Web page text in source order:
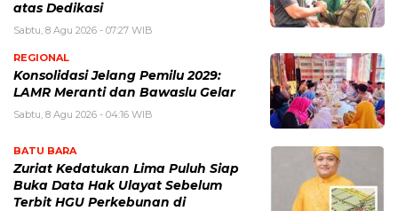
atas Dedikasi
Sabtu, 8 Agu 2026 - 07:27 WIB
REGIONAL
Konsolidasi Jelang Pemilu 2029:
LAMR Meranti dan Bawaslu Gelar
Sabtu, 8 Agu 2026 - 04:16 WIB
BATU BARA
Zuriat Kedatukan Lima Puluh Siap
Buka Data Hak Ulayat Sebelum
Terbit HGU Perkebunan di